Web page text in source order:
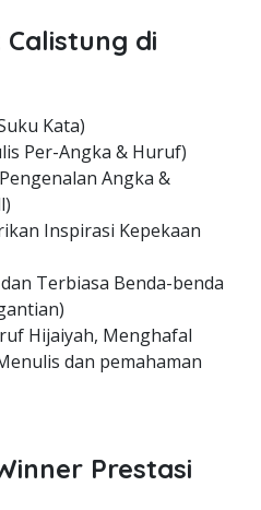
di
Kata)
Per-Angka & Huruf)
Angka &
Inspirasi Kepekaan
Terbiasa Benda-benda
Hijaiyah, Menghafal
dan pemahaman
Prestasi